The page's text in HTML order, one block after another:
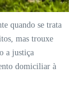
quando se trata
mas trouxe
a justiça
domiciliar à